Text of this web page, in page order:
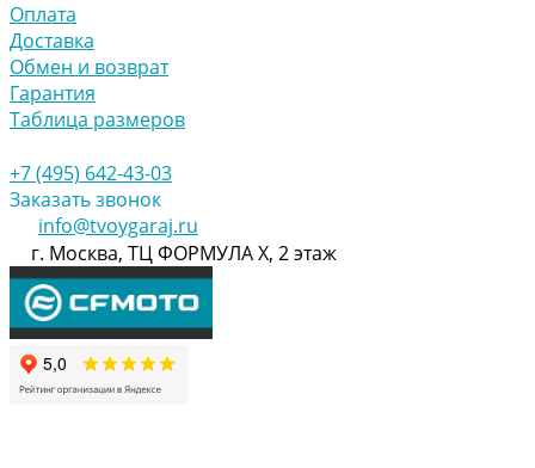
Оплата
Доставка
Обмен и возврат
Гарантия
Таблица размеров
+7 (495) 642-43-03
Заказать звонок
info@tvoygaraj.ru
г. Москва, ТЦ ФОРМУЛА Х, 2 этаж